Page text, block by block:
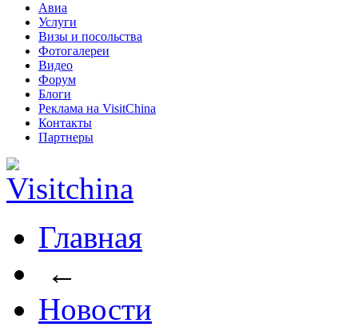
Авиа
Услуги
Визы и посольства
Фотогалереи
Видео
Форум
Блоги
Реклама на VisitChina
Контакты
Партнеры
Главная
←
Новости